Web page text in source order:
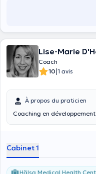
Lise-Marie
Coach
10|1 avis
À propos du praticien
Coaching en
Cabinet 1
Hälsa Medical Health